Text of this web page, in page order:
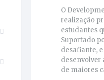
O
realização
estudantes
Suportado
desafiante,
desenvolver
de maiores